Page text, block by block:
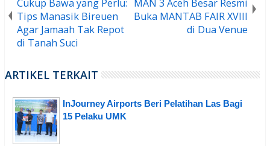
Cukup Bawa yang Perlu:
Tips Manasik Bireuen
Agar Jamaah Tak Repot
di Tanah Suci
MAN 3 Aceh Besar Resmi
Buka MANTAB FAIR XVIII
di Dua Venue
ARTIKEL TERKAIT
InJourney Airports Beri Pelatihan Las Bagi
15 Pelaku UMK